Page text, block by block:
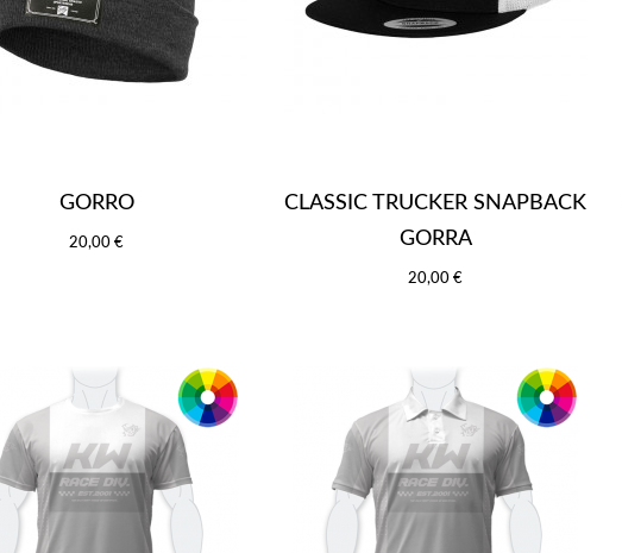
GORRO
20,00 €
CLASSIC TRUCKER SNAPBACK
GORRA
20,00 €